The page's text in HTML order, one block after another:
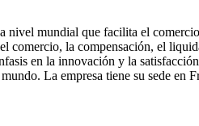
mundial que facilita el
comercio, la compensación, el
en la innovación y la
La empresa tiene su sede